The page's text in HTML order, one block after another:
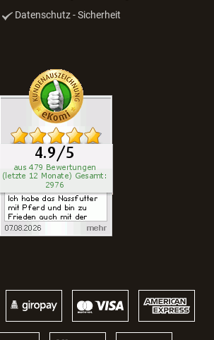
Datenschutz - Sicherheit